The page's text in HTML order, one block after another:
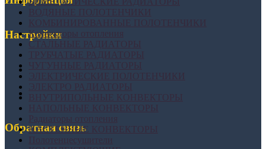
Настройки
Обратная связь
Конвекторы отопления
СТАЛЬНЫЕ РАДИАТОРЫ
НАСТЕННЫЕ КОНВЕКТОРЫ